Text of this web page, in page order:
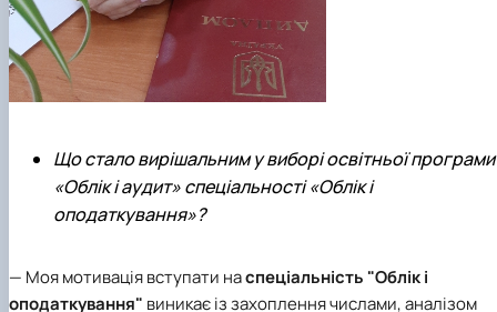
Що стало вирішальним у виборі освітньої програми
«Облік і аудит» спеціальності «Облік і
оподаткування»?
— Моя мотивація вступати наспеціальність "Облік і
оподаткування" виникає із захоплення числами, аналізом